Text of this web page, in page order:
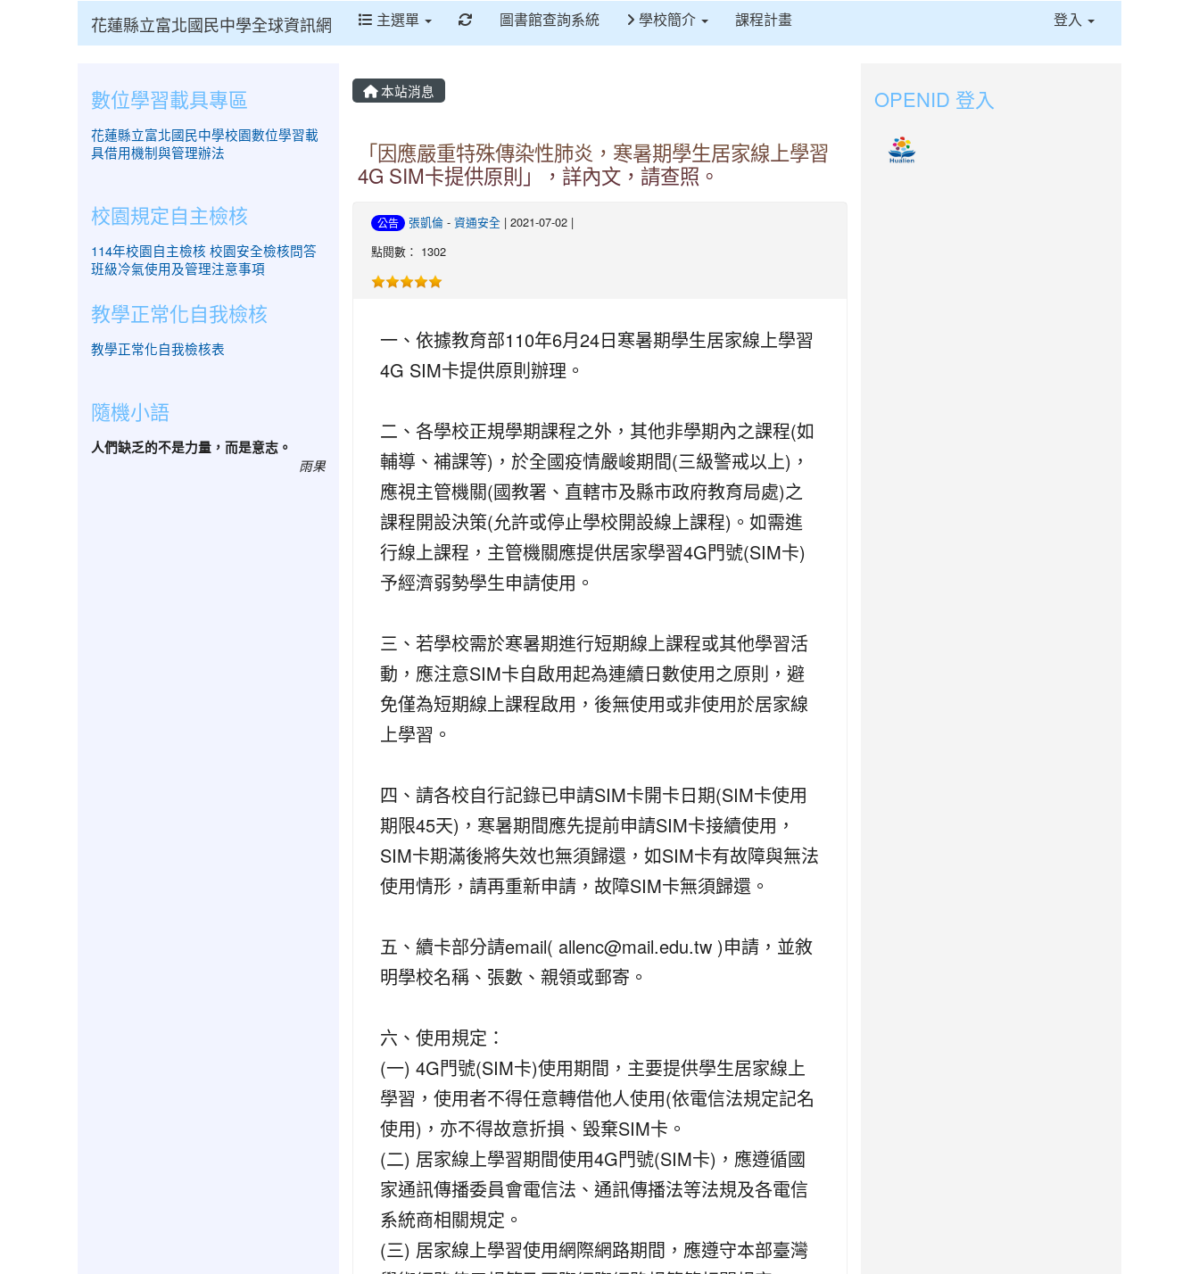
花蓮縣立富北國民中學全球資訊網 主選單 重新取得佈景設定
圖書館查詢系統 學校簡介 課程計畫 登入
本站消息
「因應嚴重特殊傳染性肺炎，寒暑期學生居家線上學習
4G SIM卡提供原則」，詳內文，請查照。
公告 張凱倫- 資通安全| 2021-07-02 |
點閱數： 1302
一、依據教育部110年6月24日寒暑期學生居家線上學習
4G SIM卡提供原則辦理。
二、各學校正規學期課程之外，其他非學期內之課程(如
輔導、補課等)，於全國疫情嚴峻期間(三級警戒以上)，
應視主管機關(國教署、直轄市及縣市政府教育局處)之
課程開設決策(允許或停止學校開設線上課程)。如需進
行線上課程，主管機關應提供居家學習4G門號(SIM卡)
予經濟弱勢學生申請使用。
三、若學校需於寒暑期進行短期線上課程或其他學習活
動，應注意SIM卡自啟用起為連續日數使用之原則，避
免僅為短期線上課程啟用，後無使用或非使用於居家線
上學習。
四、請各校自行記錄已申請SIM卡開卡日期(SIM卡使用
期限45天)，寒暑期間應先提前申請SIM卡接續使用，
SIM卡期滿後將失效也無須歸還，如SIM卡有故障與無法
使用情形，請再重新申請，故障SIM卡無須歸還。
五、續卡部分請email( allenc@mail.edu.tw )申請，並敘
明學校名稱、張數、親領或郵寄。
六、使用規定：
(一) 4G門號(SIM卡)使用期間，主要提供學生居家線上
學習，使用者不得任意轉借他人使用(依電信法規定記名
使用)，亦不得故意折損、毀棄SIM卡。
(二) 居家線上學習期間使用4G門號(SIM卡)，應遵循國
家通訊傳播委員會電信法、通訊傳播法等法規及各電信
系統商相關規定。
(三) 居家線上學習使用網際網路期間，應遵守本部臺灣
數位學習載具專區
花蓮縣立富北國民中學校園數位學習載
具借用機制與管理辦法
校園規定自主檢核
114年校園自主檢核 校園安全檢核問答
班級冷氣使用及管理注意事項
教學正常化自我檢核
教學正常化自我檢核表
隨機小語
人們缺乏的不是力量，而是意志。
雨果
OPENID 登入